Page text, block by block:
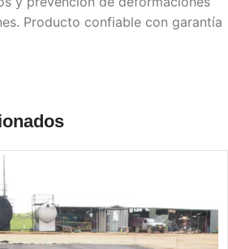
Producto confiable con garantía